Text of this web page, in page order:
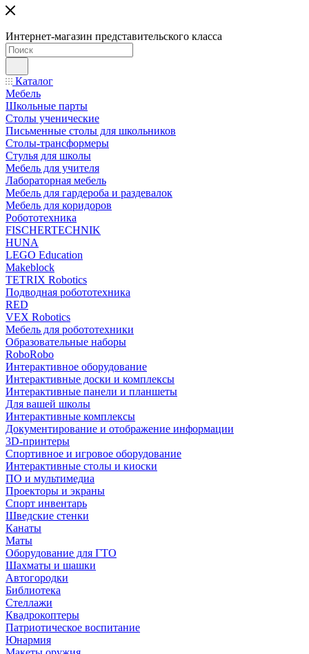
Интернет-магазин представительского класса
Каталог
Мебель
Школьные парты
Столы ученические
Письменные столы для школьников
Столы-трансформеры
Стулья для школы
Мебель для учителя
Лабораторная мебель
Мебель для гардероба и раздевалок
Мебель для коридоров
Робототехника
FISCHERTECHNIK
HUNA
LEGO Education
Makeblock
TETRIX Robotics
Подводная робототехника
RED
VEX Robotics
Мебель для робототехники
Образовательные наборы
RoboRobo
Интерактивное оборудование
Интерактивные доски и комплексы
Интерактивные панели и планшеты
Для вашей школы
Интерактивные комплексы
Документирование и отображение информации
3D-принтеры
Спортивное и игровое оборудование
Интерактивные столы и киоски
ПО и мультимедиа
Проекторы и экраны
Спорт инвентарь
Шведские стенки
Канаты
Маты
Оборудование для ГТО
Шахматы и шашки
Автогородки
Библиотека
Стеллажи
Квадрокоптеры
Патриотическое воспитание
Юнармия